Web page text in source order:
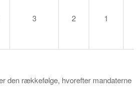
3 2 1
den rækkefølge, hvorefter mandaterne